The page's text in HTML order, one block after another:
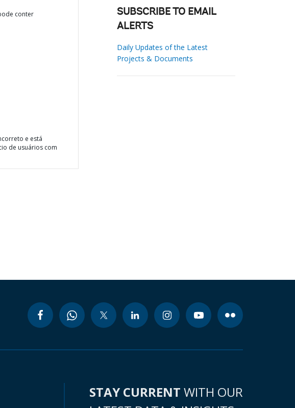
conter
e está
de usuários com
SUBSCRIBE TO EMAIL
ALERTS
Daily Updates of the Latest
Projects & Documents
STAY CURRENT WITH OUR